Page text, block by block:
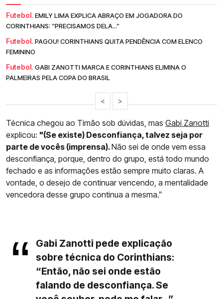
Futebol. EMILY LIMA EXPLICA ABRAÇO EM JOGADORA DO
CORINTHIANS: “PRECISAMOS DELA...”
Futebol. PAGOU! CORINTHIANS QUITA PENDÊNCIA COM ELENCO
FEMININO
Futebol. GABI ZANOTTI MARCA E CORINTHIANS ELIMINA O
PALMEIRAS PELA COPA DO BRASIL
< >
Técnica chegou ao Timão sob dúvidas, mas Gabi Zanotti
explicou: "(Se existe) Desconfiança, talvez seja por
parte de vocês (imprensa).Não sei de onde vem essa
desconfiança, porque, dentro do grupo, está todo mundo
fechado e as informações estão sempre muito claras. A
vontade, o desejo de continuar vencendo, a mentalidade
vencedora desse grupo continua a mesma.”
Gabi Zanotti pede explicação
sobre técnica do Corinthians:
“Então, não sei onde estão
falando de desconfiança. Se